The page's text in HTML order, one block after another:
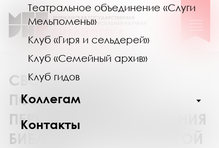
Театральное объединение «Слуги
Мельпомены»
Клуб «Гиря и сельдерей»
Клуб «Семейный архив»
Клуб гидов
Коллегам
Контакты
СВОДНЫЙ КАТАЛОГ
ПОДПИСКИ НА
ПЕРИОДИЧЕСКИЕ ИЗДАНИЯ
БИБЛИОТЕК МУРМАНСКОЙ